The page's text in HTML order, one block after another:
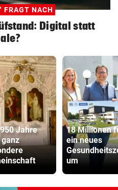
FRAGT NACH
Digital statt
Jahre
18 Millionen
ein neues
um